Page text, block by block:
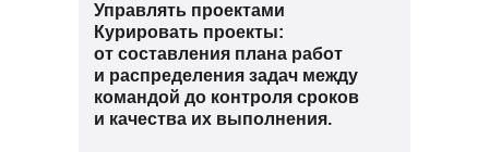
Управлять проектами
Курировать проекты:
от составления плана работ
и распределения задач между
командой до контроля сроков
и качества их выполнения.